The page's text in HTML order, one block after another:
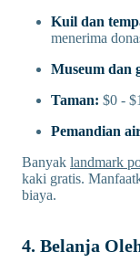
Kuil dan
menerima
Museum dan
Taman: $0 -
Pemandian
Banyak landmark
kaki gratis.
biaya.
4. Belanja